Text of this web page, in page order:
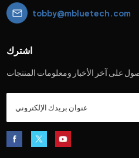
tobby@mbluetech.com
اشترك
على آخر الأخبار ومعلومات المنتجات